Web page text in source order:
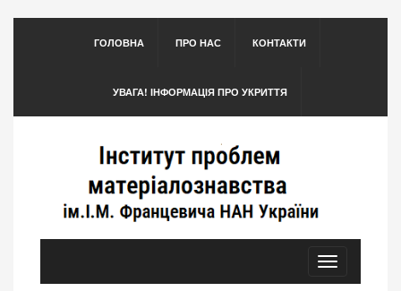
ГОЛОВНА ПРО НАС КОНТАКТИ
УВАГА! ІНФОРМАЦІЯ ПРО УКРИТТЯ
Toggle
navigation